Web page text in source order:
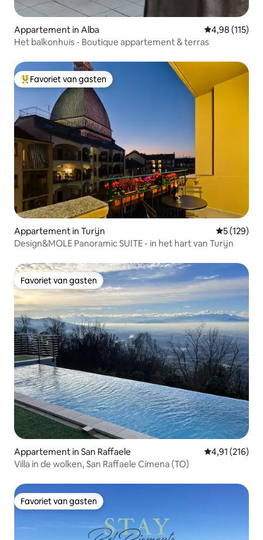
Appartement in Alba Gemiddelde
4,98 (115)
Het balkonhuis - Boutique appartement & terras
Topfavoriet van gasten
Favoriet van gasten
Appartement in Turijn
5 (129)
Design&MOLE Panoramic SUITE - in het hart van Turijn
Favoriet van gasten
Favoriet van gasten
Appartement in San Raffaele Gemiddelde
4,91 (216)
Villa in de wolken, San Raffaele Cimena (TO)
Favoriet van gasten
Favoriet van gasten